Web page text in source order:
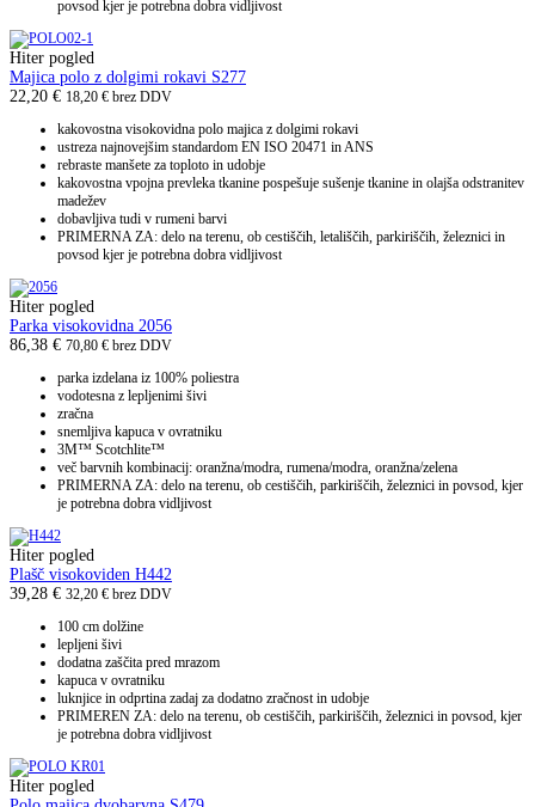
povsod kjer je potrebna dobra vidljivost
Hiter pogled
Majica polo z dolgimi rokavi S277
22,20 € 18,20 € brez DDV
kakovostna visokovidna polo majica z dolgimi rokavi
ustreza najnovejšim standardom EN ISO 20471 in ANS
rebraste manšete za toploto in udobje
kakovostna vpojna prevleka tkanine pospešuje sušenje tkanine in olajša odstranitev
madežev
dobavljiva tudi v rumeni barvi
PRIMERNA ZA: delo na terenu, ob cestiščih, letališčih, parkiriščih, železnici in
povsod kjer je potrebna dobra vidljivost
Hiter pogled
Parka visokovidna 2056
86,38 € 70,80 € brez DDV
parka izdelana iz 100% poliestra
vodotesna z lepljenimi šivi
zračna
snemljiva kapuca v ovratniku
3M™ Scotchlite™
več barvnih kombinacij: oranžna/modra, rumena/modra, oranžna/zelena
PRIMERNA ZA: delo na terenu, ob cestiščih, parkiriščih, železnici in povsod, kjer
je potrebna dobra vidljivost
Hiter pogled
Plašč visokoviden H442
39,28 € 32,20 € brez DDV
100 cm dolžine
lepljeni šivi
dodatna zaščita pred mrazom
kapuca v ovratniku
luknjice in odprtina zadaj za dodatno zračnost in udobje
PRIMEREN ZA: delo na terenu, ob cestiščih, parkiriščih, železnici in povsod, kjer
je potrebna dobra vidljivost
Hiter pogled